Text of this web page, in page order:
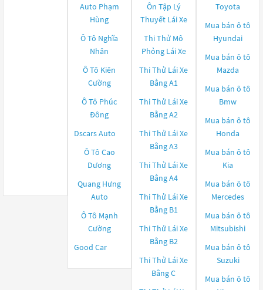
Auto Phạm
Hùng
Ô Tô Nghĩa
Nhân
Ô Tô Kiên
Cường
Ô Tô Phúc
Đông
Dscars Auto
Ô Tô Cao
Dương
Quang Hưng
Auto
Ô Tô Mạnh
Cường
Good Car
Ôn Tập Lý
Thuyết Lái Xe
Thi Thử Mô
Phỏng Lái Xe
Thi Thử Lái Xe
Bằng A1
Thi Thử Lái Xe
Bằng A2
Thi Thử Lái Xe
Bằng A3
Thi Thử Lái Xe
Bằng A4
Thi Thử Lái Xe
Bằng B1
Thi Thử Lái Xe
Bằng B2
Thi Thử Lái Xe
Bằng C
Toyota
Mua bán ô tô
Hyundai
Mua bán ô tô
Mazda
Mua bán ô tô
Bmw
Mua bán ô tô
Honda
Mua bán ô tô
Kia
Mua bán ô tô
Mercedes
Mua bán ô tô
Mitsubishi
Mua bán ô tô
Suzuki
Mua bán ô tô